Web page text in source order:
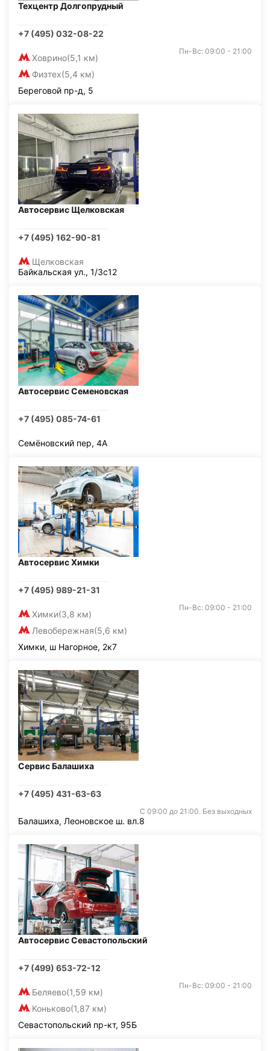
Техцентр Долгопрудный
+7 (495) 032-08-22
Ховрино(5,1 км)
Физтех(5,4 км)
Пн-Вс: 09:00 - 21:00
Береговой пр-д, 5
Автосервис Щелковская
+7 (495) 162-90-81
Щелковская
Байкальская ул., 1/3с12
Автосервис Семеновская
+7 (495) 085-74-61
Семёновский пер, 4А
Автосервис Химки
+7 (495) 989-21-31
Химки(3,8 км)
Левобережная(5,6 км)
Пн-Вс: 09:00 - 21:00
Химки, ш Нагорное, 2к7
Сервис Балашиха
+7 (495) 431-63-63
С 09:00 до 21:00. Без выходных
Балашиха, Леоновское ш. вл.8
Автосервис Севастопольский
+7 (499) 653-72-12
Беляево(1,59 км)
Коньково(1,87 км)
Пн-Вс: 09:00 - 21:00
Севастопольский пр-кт, 95Б